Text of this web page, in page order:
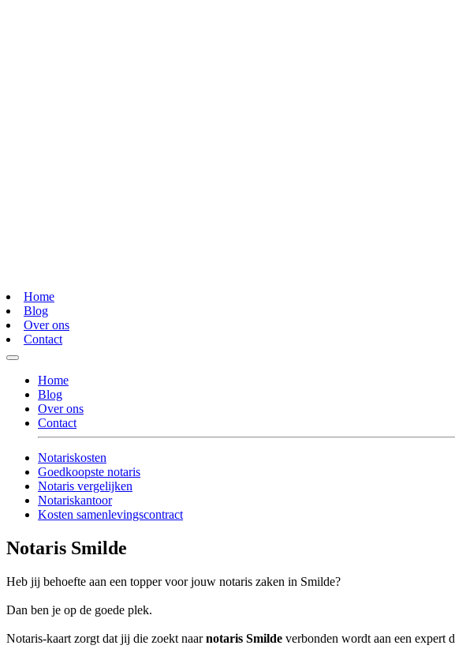
Home
Blog
Over ons
Contact
Home
Blog
Over ons
Contact
Notariskosten
Goedkoopste notaris
Notaris vergelijken
Notariskantoor
Kosten samenlevingscontract
Notaris Smilde
Heb jij behoefte aan een topper voor jouw notaris zaken in Smilde?
Dan ben je op de goede plek.
Notaris-kaart zorgt dat jij die zoekt naarnotaris Smilde verbonden wordt aan een expert